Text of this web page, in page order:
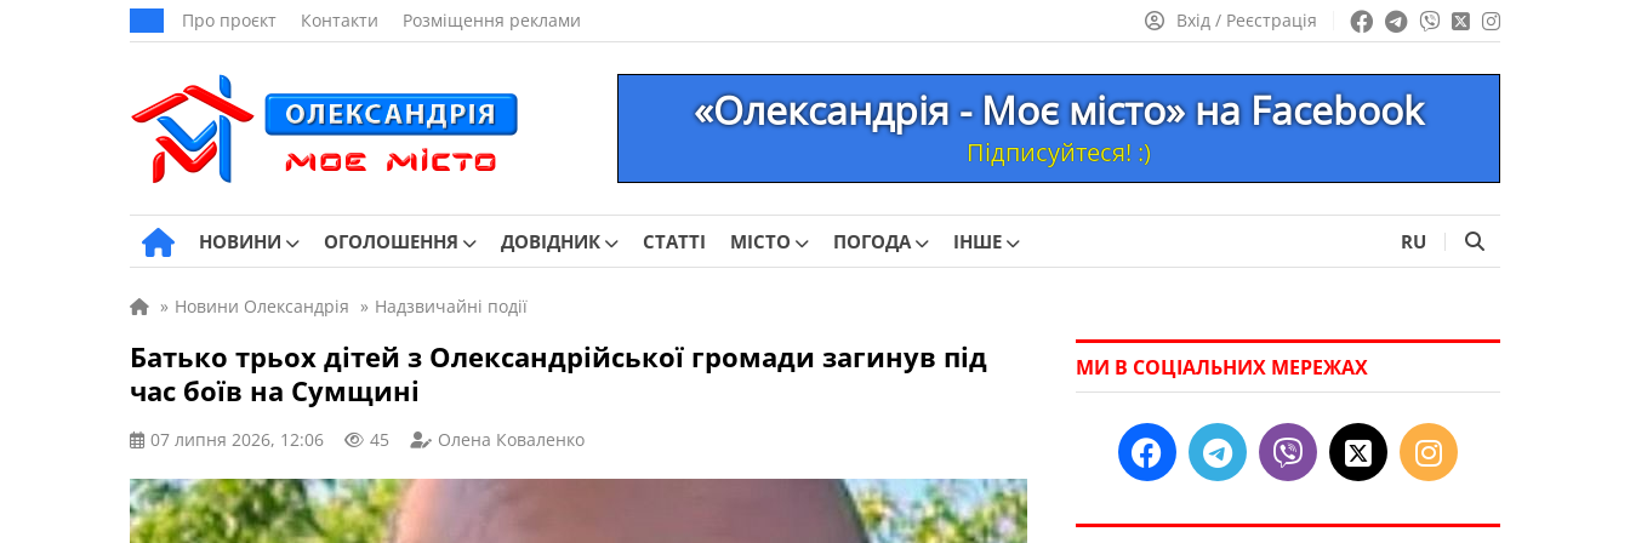
Про проєкт Контакти Розміщення реклами Вхід / Реєстрація
«Олександрія - Моє місто» на Facebook
Підписуйтеся! :)
НОВИНИ ОГОЛОШЕННЯ ДОВІДНИК СТАТТІ МІСТО ПОГОДА ІНШЕ RU
» Новини Олександрія » Надзвичайні події
Батько трьох дітей з Олександрійської громади загинув під
час боїв на Сумщині
07 липня 2026, 12:06 45 Олена Коваленко
МИ В СОЦІАЛЬНИХ МЕРЕЖАХ